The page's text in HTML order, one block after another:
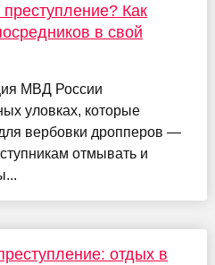
Как
в свой
МВД России
уловках, которые
вербовки дропперов —
отмывать и
отдых в